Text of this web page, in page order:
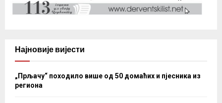
Најновије вијести
„Прљачу“ походило више од 50 домаћих и пјесника из
региона